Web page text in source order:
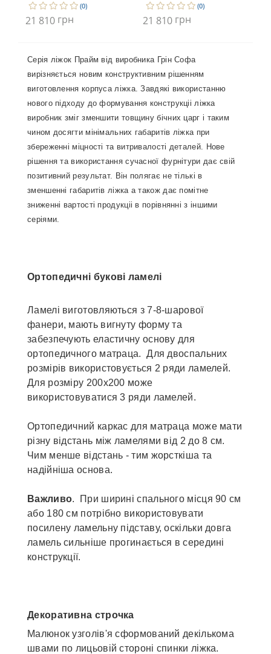
(0)
21 810 грн
(0)
21 810 грн
Серія ліжок Прайм від виробника Грін Софа
вирізняється новим конструктивним рішенням
виготовлення корпуса ліжка. Завдякі використанню
нового підходу до формування конструкціі ліжка
виробник зміг зменшити товщину бічних царг і таким
чином досягти мінімальних габаритів ліжка при
збереженні міцності та витривалості деталей. Нове
рішення та використання сучасної фурнітури дає свій
позитивний результат. Він полягає не тількі в
зменшенні габаритів ліжка а також дає помітне
зниженні вартості продукціі в порівнянні з іншими
серіями.
Ортопедичні букові ламелі
Ламелі виготовляються з 7-8-шарової
фанери, мають вигнуту форму та
забезпечують еластичну основу для
ортопедичного матраца. Для двоспальних
розмірів використовується 2 ряди ламелей.
Для розміру 200х200 може
використовуватися 3 ряди ламелей.
Ортопедичний каркас для матраца може мати
різну відстань між ламелями від 2 до 8 см.
Чим менше відстань - тим жорсткіша та
надійніша основа.
Важливо. При ширині спального місця 90 см
або 180 см потрібно використовувати
посилену ламельну підставу, оскільки довга
ламель сильніше прогинається в середині
конструкції.
Декоративна строчка
Малюнок узголів'я сформований декількома
швами по лицьовій стороні спинки ліжка.